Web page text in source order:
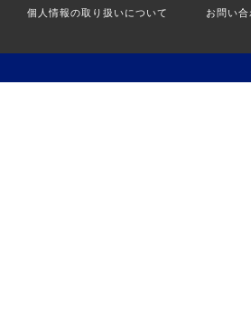
個人情報の取り扱いについて お問い